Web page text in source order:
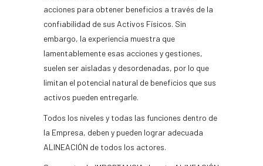
acciones para obtener beneficios a través de la
confiabilidad de sus Activos Físicos. Sin
embargo, la experiencia muestra que
lamentablemente esas acciones y gestiones,
suelen ser aisladas y desordenadas, por lo que
limitan el potencial natural de beneficios que sus
activos pueden entregarle.
Todos los niveles y todas las funciones dentro de
la Empresa, deben y pueden lograr adecuada
ALINEACIÓN de todos los actores.